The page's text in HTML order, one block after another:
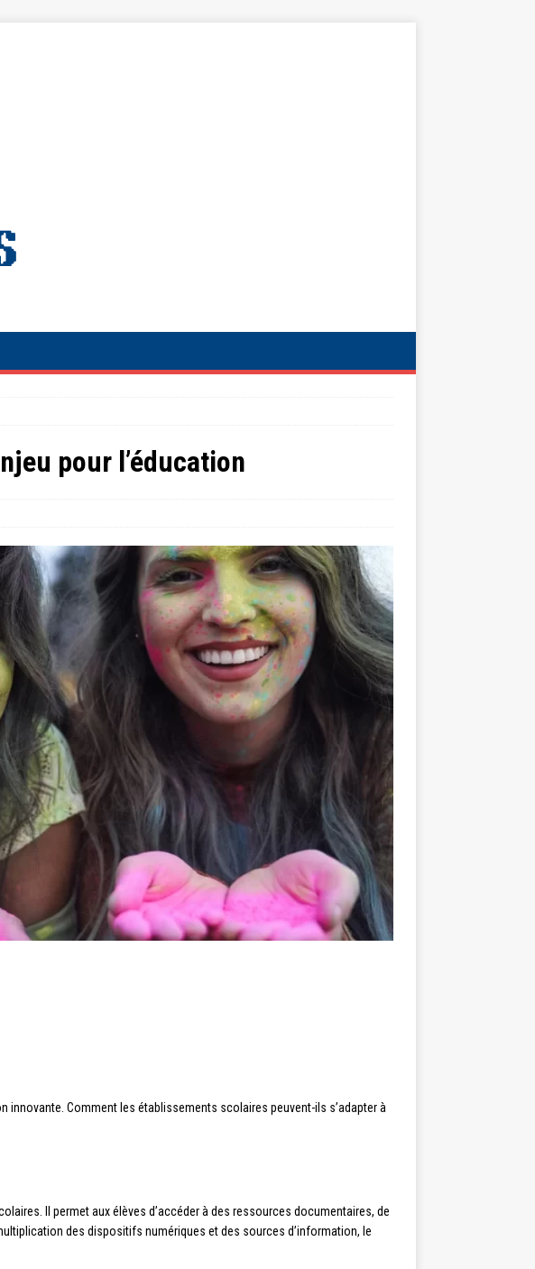
pour l’éducation
innovante. Comment les établissements scolaires peuvent-ils s’adapter à
Il permet aux élèves d’accéder à des ressources documentaires, de
des dispositifs numériques et des sources d’information, le